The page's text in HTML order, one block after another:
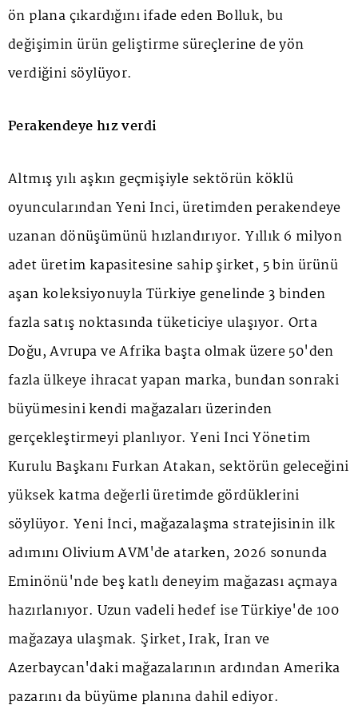
ön plana çıkardığını ifade eden Bolluk, bu
değişimin ürün geliştirme süreçlerine de yön
verdiğini söylüyor.
Perakendeye hız verdi
Altmış yılı aşkın geçmişiyle sektörün köklü
oyuncularından Yeni İnci, üretimden perakendeye
uzanan dönüşümünü hızlandırıyor. Yıllık 6 milyon
adet üretim kapasitesine sahip şirket, 5 bin ürünü
aşan koleksiyonuyla Türkiye genelinde 3 binden
fazla satış noktasında tüketiciye ulaşıyor. Orta
Doğu, Avrupa ve Afrika başta olmak üzere 50'den
fazla ülkeye ihracat yapan marka, bundan sonraki
büyümesini kendi mağazaları üzerinden
gerçekleştirmeyi planlıyor. Yeni İnci Yönetim
Kurulu Başkanı Furkan Atakan, sektörün geleceğini
yüksek katma değerli üretimde gördüklerini
söylüyor. Yeni İnci, mağazalaşma stratejisinin ilk
adımını Olivium AVM'de atarken, 2026 sonunda
Eminönü'nde beş katlı deneyim mağazası açmaya
hazırlanıyor. Uzun vadeli hedef ise Türkiye'de 100
mağazaya ulaşmak. Şirket, Irak, İran ve
Azerbaycan'daki mağazalarının ardından Amerika
pazarını da büyüme planına dahil ediyor.